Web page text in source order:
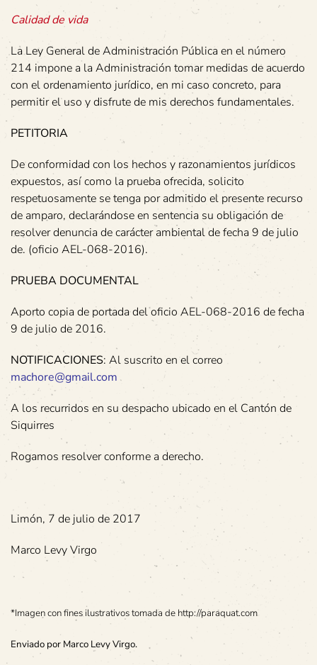
Calidad de vida
La Ley General de Administración Pública en el número
214 impone a la Administración tomar medidas de acuerdo
con el ordenamiento jurídico, en mi caso concreto, para
permitir el uso y disfrute de mis derechos fundamentales.
PETITORIA
De conformidad con los hechos y razonamientos jurídicos
expuestos, así como la prueba ofrecida, solicito
respetuosamente se tenga por admitido el presente recurso
de amparo, declarándose en sentencia su obligación de
resolver denuncia de carácter ambiental de fecha 9 de julio
de. (oficio AEL-068-2016).
PRUEBA DOCUMENTAL
Aporto copia de portada del oficio AEL-068-2016 de fecha
9 de julio de 2016.
NOTIFICACIONES: Al suscrito en el correo
machore@gmail.com
A los recurridos en su despacho ubicado en el Cantón de
Siquirres
Rogamos resolver conforme a derecho.
Limón, 7 de julio de 2017
Marco Levy Virgo
*Imagen con fines ilustrativos tomada de http://paraquat.com
Enviado por Marco Levy Virgo.